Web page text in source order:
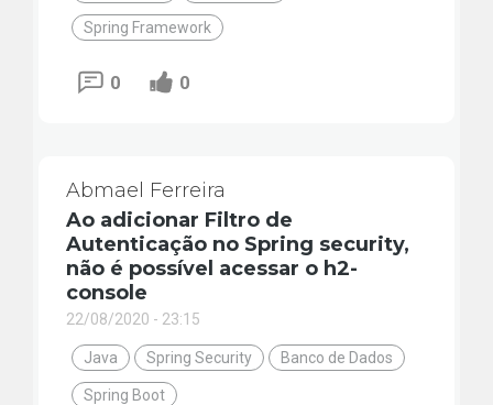
Spring Framework
0 0
Abmael Ferreira
Ao adicionar Filtro de
Autenticação no Spring security,
não é possível acessar o h2-
console
22/08/2020 - 23:15
Java Spring Security Banco de Dados
Spring Boot